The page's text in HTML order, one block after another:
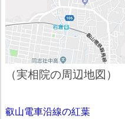
（実相院の周辺地図）
叡山電車沿線の紅葉